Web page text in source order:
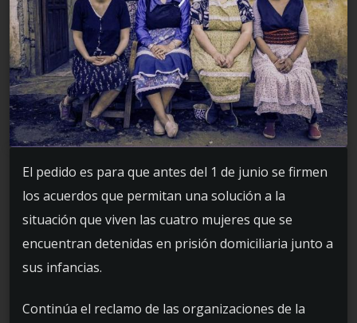
El pedido es para que antes del 1 de junio se firmen
los acuerdos que permitan una solución a la
situación que viven las cuatro mujeres que se
encuentran detenidas en prisión domiciliaria junto a
sus infancias.
Continúa el reclamo de las organizaciones de la